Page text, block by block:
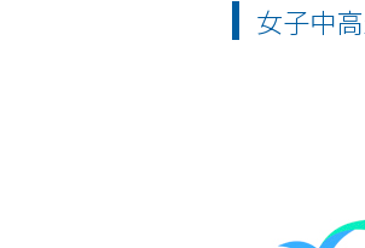
女子中